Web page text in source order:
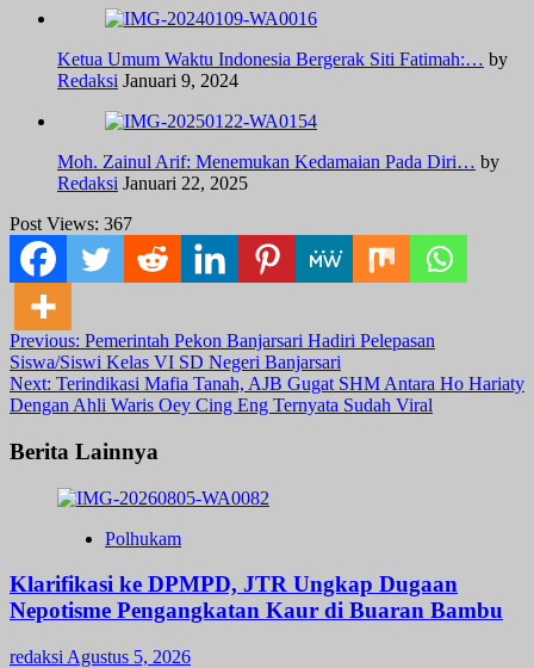
Ketua Umum Waktu Indonesia Bergerak Siti Fatimah:… by
Redaksi Januari 9, 2024
Moh. Zainul Arif: Menemukan Kedamaian Pada Diri… by
Redaksi Januari 22, 2025
Post Views: 367
Post
navigation
Previous: Pemerintah Pekon Banjarsari Hadiri Pelepasan
Siswa/Siswi Kelas VI SD Negeri Banjarsari
Next: Terindikasi Mafia Tanah, AJB Gugat SHM Antara Ho Hariaty
Dengan Ahli Waris Oey Cing Eng Ternyata Sudah Viral
Berita Lainnya
Polhukam
Klarifikasi ke DPMPD, JTR Ungkap Dugaan
Nepotisme Pengangkatan Kaur di Buaran Bambu
redaksi Agustus 5, 2026